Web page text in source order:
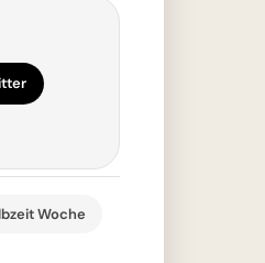
Woche